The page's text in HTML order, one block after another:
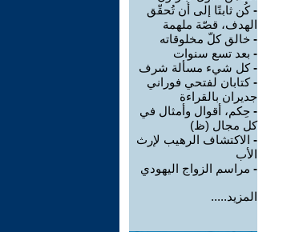
-كُن ثابتًا إلى أن تُحقّق
الهدف، قصّة ملهمة
- خالق كلّ مخلوقاته
- بعد تسع سنوات
-كل شيء مسألة شرف
-كتابان لفتحي فوراني
جديران بالقراءة
- حِكم، أقوال وأمثال في
كل مجال (ظ)
- الاكتشاف الرهيب لإرث
الأب
- مراسم الزواج اليهودي
المزيد.....